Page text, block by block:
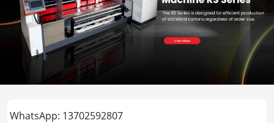
WhatsApp: 13702592807